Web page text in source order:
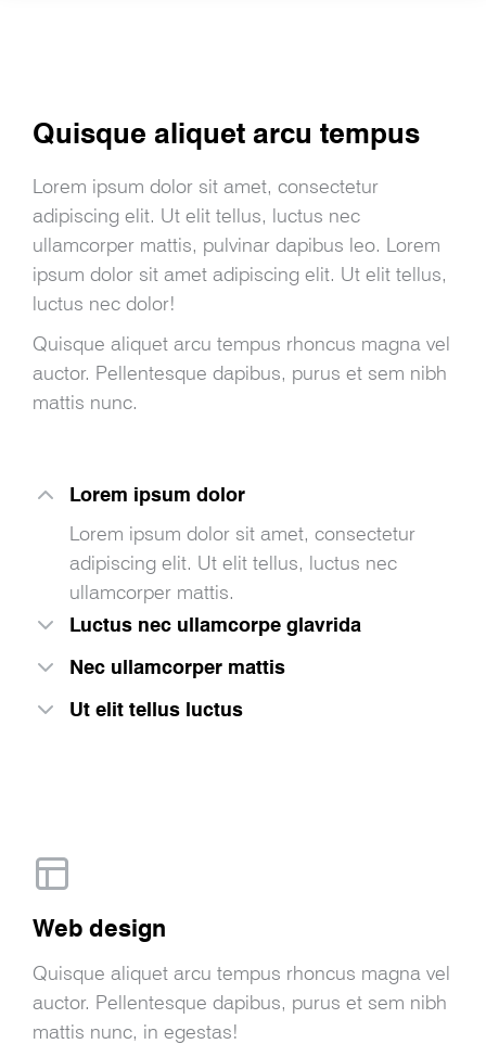
Quisque aliquet arcu tempus
Lorem ipsum dolor sit amet, consectetur
adipiscing elit. Ut elit tellus, luctus nec
ullamcorper mattis, pulvinar dapibus leo. Lorem
ipsum dolor sit amet adipiscing elit. Ut elit tellus,
luctus nec dolor!
Quisque aliquet arcu tempus rhoncus magna vel
auctor. Pellentesque dapibus, purus et sem nibh
mattis nunc.
Lorem ipsum dolor
Lorem ipsum dolor sit amet, consectetur
adipiscing elit. Ut elit tellus, luctus nec
ullamcorper mattis.
Luctus nec ullamcorpe glavrida
Nec ullamcorper mattis
Ut elit tellus luctus
Web design
Quisque aliquet arcu tempus rhoncus magna vel
auctor. Pellentesque dapibus, purus et sem nibh
mattis nunc, in egestas!